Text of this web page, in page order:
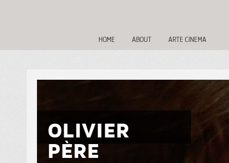
HOME ABOUT ARTE CINEMA
OLIVIER
PÈRE